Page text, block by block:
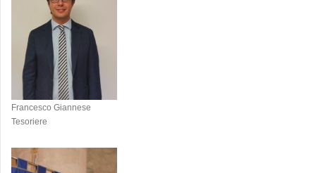
Francesco Giannese
Tesoriere